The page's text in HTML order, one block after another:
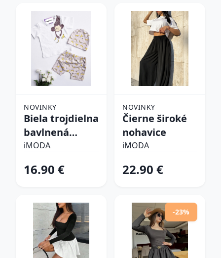
NOVINKY
Biela trojdielna
bavlnená
súprava
iMODA
16.90 €
NOVINKY
Čierne široké
nohavice
iMODA
22.90 €
-23%